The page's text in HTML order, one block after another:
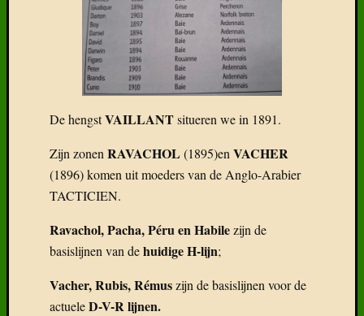
De hengstVAILLANTsitueren we in 1891.
Zijn zonen RAVACHOL (1895)en VACHER
(1896) komen uit moeders van de Anglo-Arabier
TACTICIEN.
Ravachol, Pacha, Péru en Habilezijn de
basislijnen van dehuidige H-lijn;
Vacher, Rubis, Rémuszijn de basislijnen voor de
actueleD-V-R lijnen.